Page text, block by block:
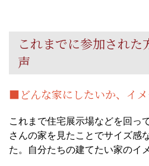
これまでに参加された
声
■どんな家にしたいか、イ
これまで住宅展示場などを回っ
さんの家を見たことでサイズ感
た。自分たちの建てたい家のイ